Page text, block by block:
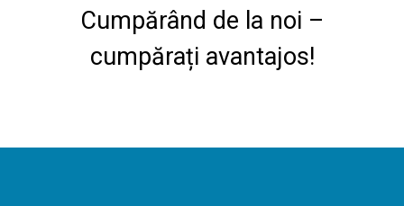
Cumpărând de la noi –
cumpărați avantajos!